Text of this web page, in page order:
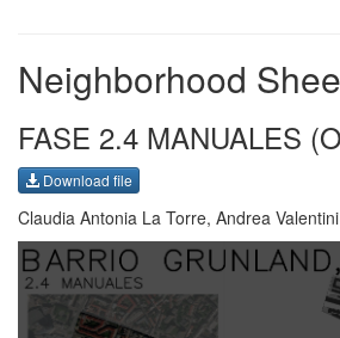
Neighborhood
FASE 2.4 MANUALES
Download file
Claudia Antonia La Torre, Andrea Valentini